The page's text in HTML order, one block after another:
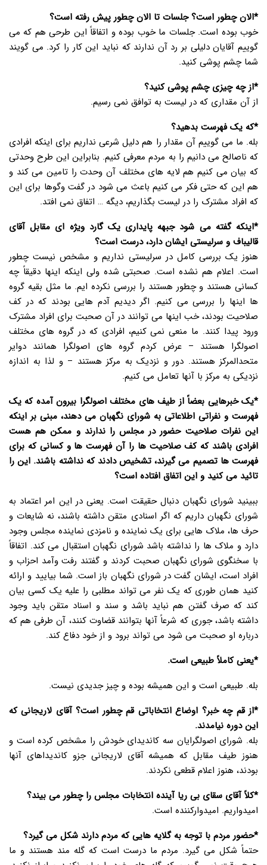
*الان چطور است؟ جلسات تا الان چطور پیش رفته است؟
خوب بوده است. جلسات ما خوب بوده و اتفاقاً این طرحی هم که می
گوییم آقایان دلیلی بر رد آن ندارند که نباید این کار را کرد. می گویند
شما چشم پوشی کنید.
*از چه چیزی چشم پوشی کنید؟
از آن مقداری که در لیست به توافق نمی رسیم.
*که یک فهرست بدهید؟
بله. ما می گوییم آن مقدار را هم دلیل شرعی نداریم برای اینکه افرادی
که ناصالح می دانیم را به مردم معرفی کنیم. بنابراین این طرح وحدتی
که بیان می کنیم هم لایه های مختلف آن وحدت را تامین می کند و
هم این که حتی فکر می کنیم باعث می شود در گفت وگوها برای این
که افراد مشترک را در لیست بگذاریم، دیگه … اتفاق نمی افتد.
*اینکه گفته می شود جبهه پایداری یک گارد ویژه ای مقابل آقای
قالیباف و سرلیستی ایشان دارد، درست است؟
هنوز یک بررسی کامل در سرلیستی نداریم و مشخص نیست چطور
است. اعلام هم نشده است. صحبتی شده ولی اینکه اینها دقیقاً چه
کسانی هستند و چطور هستند را بررسی نکرده ایم. ما مثل بقیه گروه
ها اینها را بررسی می کنیم. اگر دیدیم آدم هایی بودند که در کف
صلاحیت بودند، خب اینها می توانند در آن صحبت برای افراد مشترک
ورود پیدا کنند. ما منعی نمی کنیم، افرادی که در گروه های مختلف
اصولگرا هستند – عرض کردم گروه های اصولگرا همانند دوایر
متحدالمرکز هستند. دور و نزدیک به مرکز هستند – و لذا به اندازه
نزدیکی به مرکز با آنها تعامل می کنیم.
*یک خبرهایی بعضاً از طیف های مختلف اصولگرا بیرون آمده که یک
فهرست و نفراتی اطلاعاتی به شورای نگهبان می دهند، مبنی بر اینکه
این نفرات صلاحیت حضور در مجلس را ندارند و ممکن هم هست
افرادی باشند که کف صلاحیت ها را آن فهرست ها و کسانی که برای
فهرست ها تصمیم می گیرند، تشخیص دادند که نداشته باشند. این را
تائید می کنید و این اتفاق افتاده است؟
ببینید شورای نگهبان دنبال حقیقت است. یعنی در این امر اعتماد به
شورای نگهبان داریم که اگر اسنادی متقن داشته باشند، نه شایعات و
حرف ها، ملاک هایی برای یک نماینده و نامزدی نماینده مجلس وجود
دارد و ملاک ها را نداشته باشد شورای نگهبان استقبال می کند. اتفاقاً
با سخنگوی شورای نگهبان صحبت کردند و گفتند رفت وآمد احزاب و
افراد است، ایشان گفت در شورای نگهبان باز است. شما بیایید و ارائه
کنید همان طوری که یک نفر می تواند مطلبی را علیه یک کسی بیان
کند که صرف گفتن هم نباید باشد و سند و اسناد متقن باید وجود
داشته باشد، جوری که شرعاً آنها بتوانند قضاوت کنند، آن طرفی هم که
درباره او صحبت می شود می تواند برود و از خود دفاع کند.
*یعنی کاملاً طبیعی است.
بله. طبیعی است و این همیشه بوده و چیز جدیدی نیست.
*از قم چه خبر؟ اوضاع انتخاباتی قم چطور است؟ آقای لاریجانی که
این دوره نیامدند.
بله. شورای اصولگرایان سه کاندیدای خودش را مشخص کرده است و
هنوز طیف مقابل که همیشه آقای لاریجانی جزو کاندیداهای آنها
بودند، هنوز اعلام قطعی نکردند.
*کلاً آقای سقای بی ریا آینده انتخابات مجلس را چطور می بیند؟
امیدواریم. امیدوارکننده است.
*حضور مردم با توجه به گلایه هایی که مردم دارند شکل می گیرد؟
حتماً شکل می گیرد. مردم ما درست است که گله مند هستند و ما